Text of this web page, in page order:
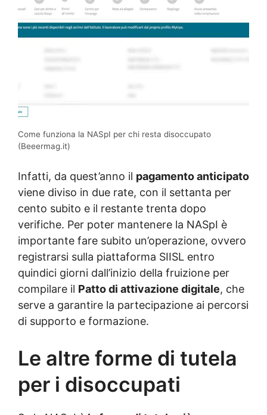
Come funziona la NASpI per chi resta disoccupato
(Beeermag.it)
Infatti, da quest’anno il pagamento anticipato
viene diviso in due rate, con il settanta per
cento subito e il restante trenta dopo
verifiche. Per poter mantenere la NASpI è
importante fare subito un’operazione, ovvero
registrarsi sulla piattaforma SIISL entro
quindici giorni dall’inizio della fruizione per
compilare il Patto di attivazione digitale, che
serve a garantire la partecipazione ai percorsi
di supporto e formazione.
Le altre forme di tutela
per i disoccupati